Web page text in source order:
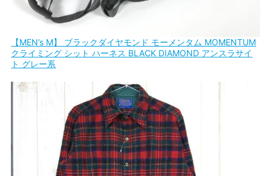
【MEN’s M】 ブラックダイヤモンド モーメンタム MOMENTUM
クライミング シット ハーネス BLACK DIAMOND アンスラサイ
ト グレー系